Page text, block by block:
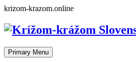
Skip
content
krizom-krazom.online
Primary Menu